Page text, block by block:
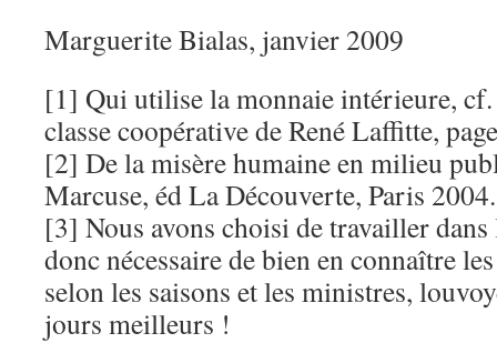
Marguerite Bialas, janvier 2009
[1] Qui utilise la monnaie intérieure,
classe coopérative de René Laffitte,
[2] De la misère humaine en milieu
Marcuse, éd La Découverte, Paris 2004.
[3] Nous avons choisi de travailler
donc nécessaire de bien en connaître
selon les saisons et les ministres,
jours meilleurs !